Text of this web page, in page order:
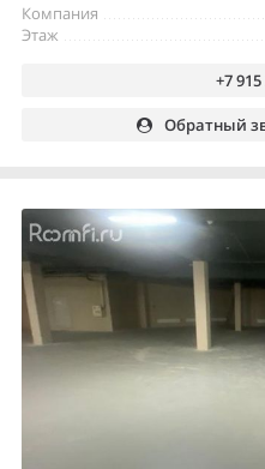
Компания
Этаж
+7 915
Обратный